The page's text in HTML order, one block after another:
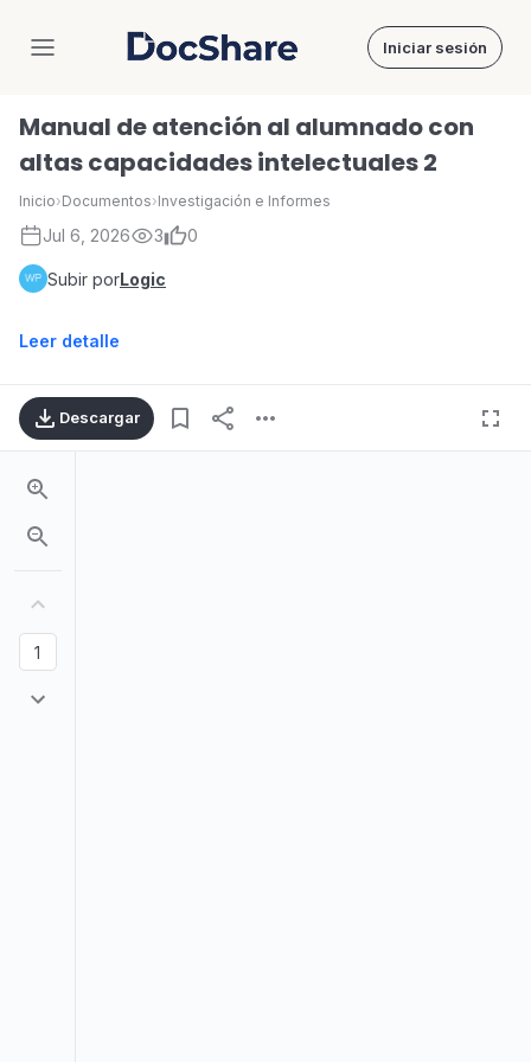
DocShare Iniciar sesión
Manual de atención al alumnado con
altas capacidades intelectuales 2
Inicio›Documentos›Investigación e Informes
Jul 6, 2026 3 0
Subir porLogic
Leer detalle
Descargar